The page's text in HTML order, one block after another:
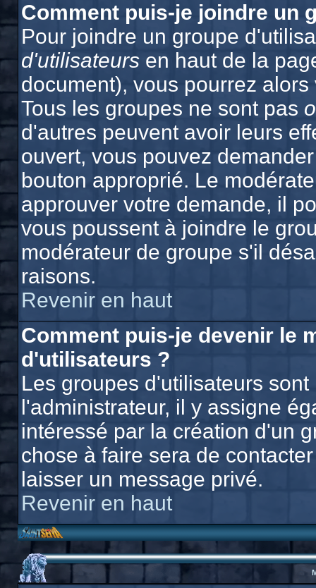
Comment puis-je joindre un
Pour joindre un groupe
d'utilisateursen haut de la
document), vous pourrez
Tous les groupes ne sont pas
d'autres peuvent avoir leurs
ouvert, vous pouvez
bouton approprié. Le
approuver votre demande, il
vous poussent à joindre le
modérateur de groupe s'il
raisons.
Revenir en haut
Comment puis-je devenir le
d'utilisateurs ?
Les groupes d'utilisateurs
l'administrateur, il y assigne
intéressé par la création d'un
chose à faire sera de
laisser un message privé.
Revenir en haut